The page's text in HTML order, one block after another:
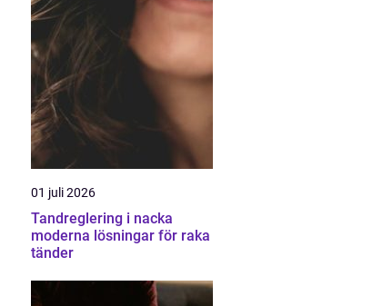
01 juli 2026
Tandreglering i nacka
moderna lösningar för raka
tänder